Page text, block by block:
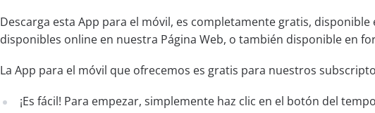
Descarga esta App para el móvil, es completamente gratis,
disponibles online en nuestra Página Web, o también disponible en
La App para el móvil que ofrecemos es gratis para nuestros
¡Es fácil! Para empezar, simplemente haz clic en el botón del